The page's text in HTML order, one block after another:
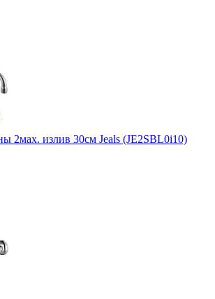
2мах. излив 30см Jeals (JE2SBL0i10)